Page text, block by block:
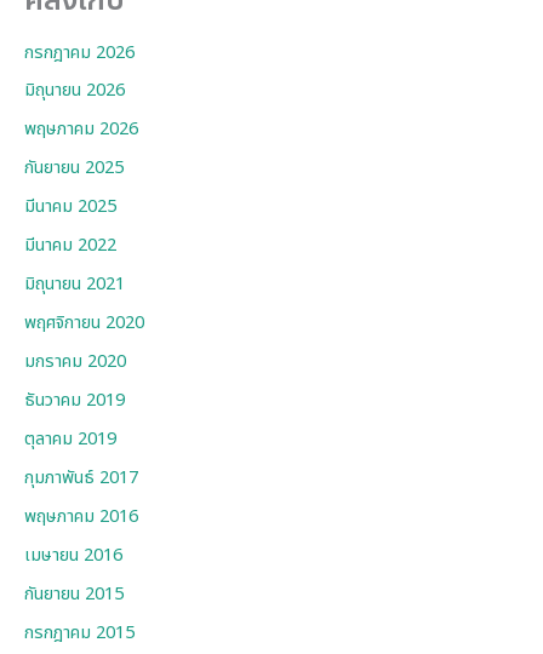
กรกฎาคม 2026
มิถุนายน 2026
พฤษภาคม 2026
กันยายน 2025
มีนาคม 2025
มีนาคม 2022
มิถุนายน 2021
พฤศจิกายน 2020
มกราคม 2020
ธันวาคม 2019
ตุลาคม 2019
กุมภาพันธ์ 2017
พฤษภาคม 2016
เมษายน 2016
กันยายน 2015
กรกฎาคม 2015